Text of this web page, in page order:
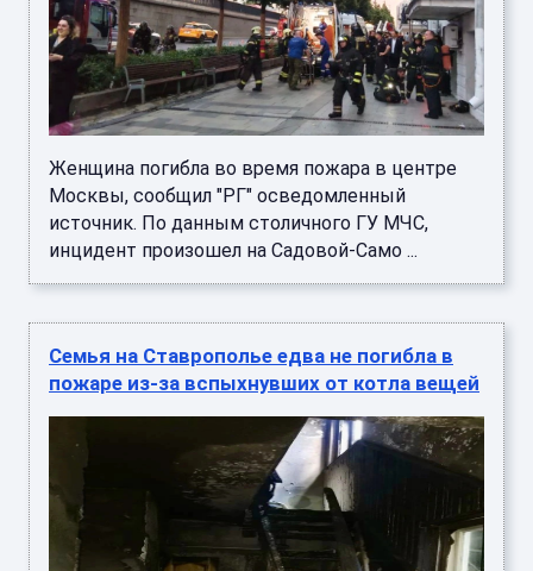
Женщина погибла во время пожара в центре
Москвы, сообщил "РГ" осведомленный
источник. По данным столичного ГУ МЧС,
инцидент произошел на Садовой-Само ...
Семья на Ставрополье едва не погибла в
пожаре из-за вспыхнувших от котла вещей